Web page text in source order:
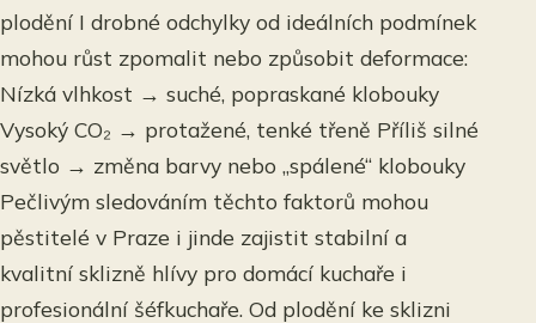
plodění I drobné odchylky od ideálních podmínek
mohou růst zpomalit nebo způsobit deformace:
Nízká vlhkost → suché, popraskané klobouky
Vysoký CO₂ → protažené, tenké třeně Příliš silné
světlo → změna barvy nebo „spálené“ klobouky
Pečlivým sledováním těchto faktorů mohou
pěstitelé v Praze i jinde zajistit stabilní a
kvalitní sklizně hlívy pro domácí kuchaře i
profesionální šéfkuchaře. Od plodění ke sklizni